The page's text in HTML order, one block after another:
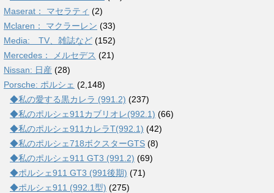
Maserat： マセラティ (2)
Mclaren： マクラーレン (33)
Media: TV、雑誌など (152)
Mercedes： メルセデス (21)
Nissan: 日産 (28)
Porsche: ポルシェ (2,148)
◆私の愛する黒カレラ (991.2) (237)
◆私のポルシェ911カブリオレ(992.1) (66)
◆私のポルシェ911カレラT(992.1) (42)
◆私のポルシェ718ボクスターGTS (8)
◆私のポルシェ911 GT3 (991.2) (69)
◆ポルシェ911 GT3 (991後期) (71)
◆ポルシェ911 (992.1型) (275)